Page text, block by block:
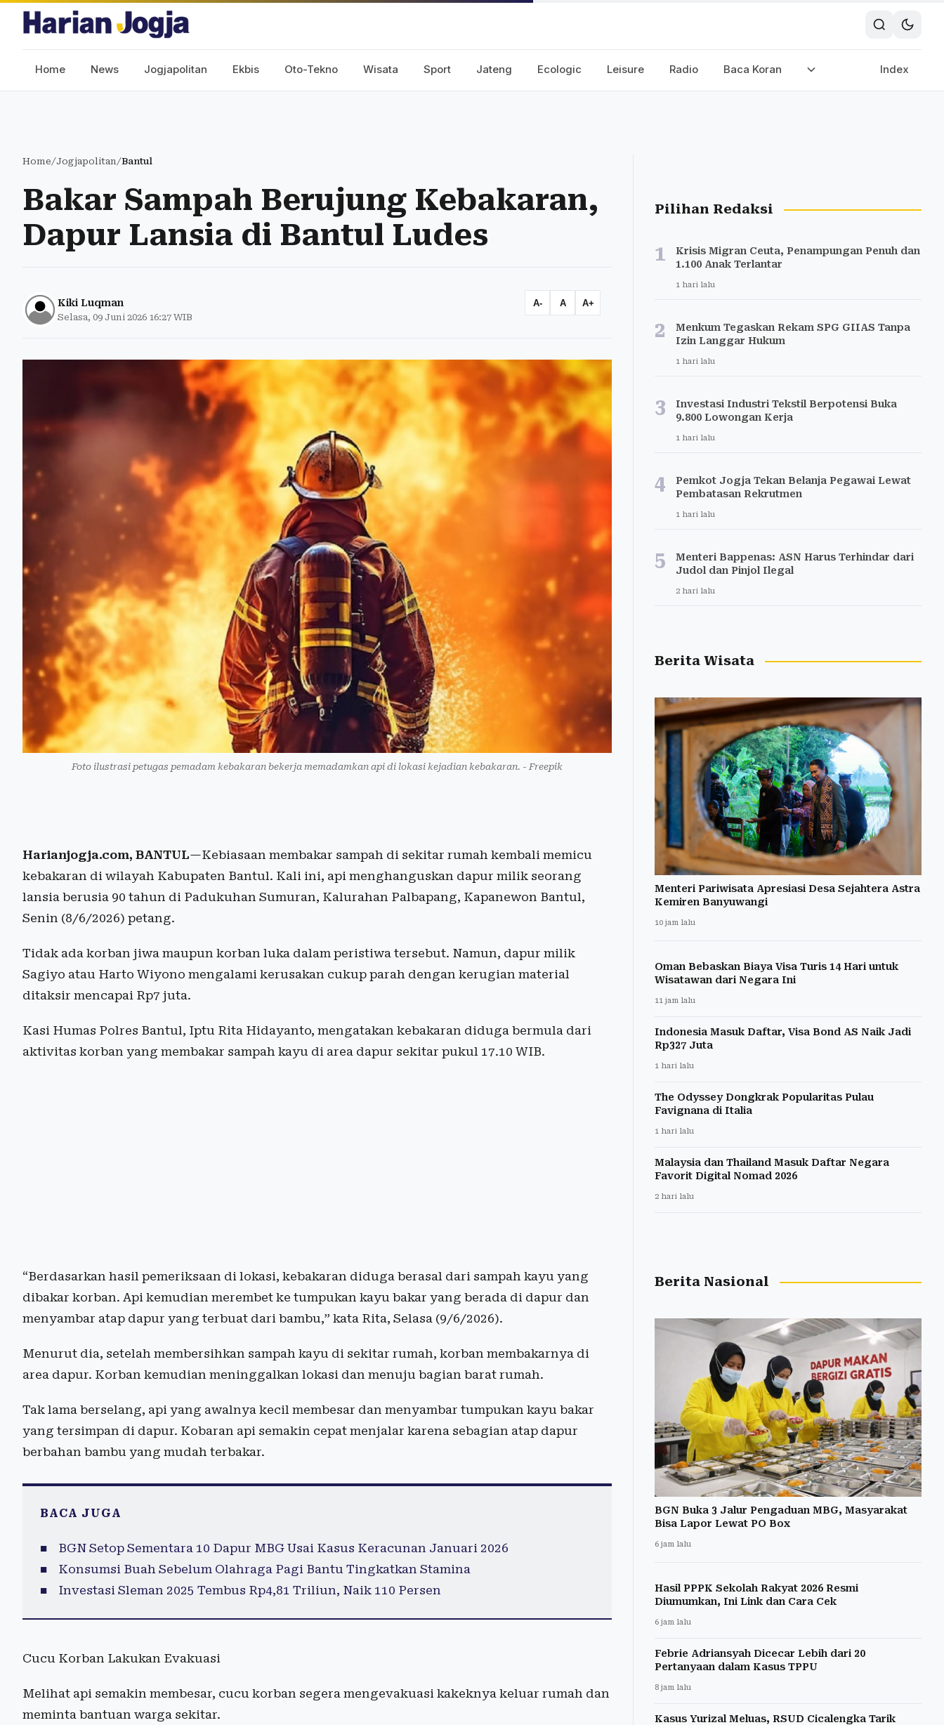
Home News Jogjapolitan Ekbis Oto-Tekno Wisata Sport Jateng Ecologic Leisure Radio Baca Koran Index
Home/Jogjapolitan/Bantul
Bakar Sampah Berujung Kebakaran,
Dapur Lansia di Bantul Ludes
Kiki Luqman
Selasa, 09 Juni 2026 16:27 WIB
A- A A+
Foto ilustrasi petugas pemadam kebakaran bekerja memadamkan api di lokasi kejadian kebakaran. - Freepik
Harianjogja.com, BANTUL—Kebiasaan membakar sampah di sekitar rumah kembali memicu
kebakaran di wilayah Kabupaten Bantul. Kali ini, api menghanguskan dapur milik seorang
lansia berusia 90 tahun di Padukuhan Sumuran, Kalurahan Palbapang, Kapanewon Bantul,
Senin (8/6/2026) petang.
Tidak ada korban jiwa maupun korban luka dalam peristiwa tersebut. Namun, dapur milik
Sagiyo atau Harto Wiyono mengalami kerusakan cukup parah dengan kerugian material
ditaksir mencapai Rp7 juta.
Kasi Humas Polres Bantul, Iptu Rita Hidayanto, mengatakan kebakaran diduga bermula dari
aktivitas korban yang membakar sampah kayu di area dapur sekitar pukul 17.10 WIB.
“Berdasarkan hasil pemeriksaan di lokasi, kebakaran diduga berasal dari sampah kayu yang
dibakar korban. Api kemudian merembet ke tumpukan kayu bakar yang berada di dapur dan
menyambar atap dapur yang terbuat dari bambu,” kata Rita, Selasa (9/6/2026).
Menurut dia, setelah membersihkan sampah kayu di sekitar rumah, korban membakarnya di
area dapur. Korban kemudian meninggalkan lokasi dan menuju bagian barat rumah.
Tak lama berselang, api yang awalnya kecil membesar dan menyambar tumpukan kayu bakar
yang tersimpan di dapur. Kobaran api semakin cepat menjalar karena sebagian atap dapur
berbahan bambu yang mudah terbakar.
BACA JUGA
BGN Setop Sementara 10 Dapur MBG Usai Kasus Keracunan Januari 2026
Konsumsi Buah Sebelum Olahraga Pagi Bantu Tingkatkan Stamina
Investasi Sleman 2025 Tembus Rp4,81 Triliun, Naik 110 Persen
Cucu Korban Lakukan Evakuasi
Melihat api semakin membesar, cucu korban segera mengevakuasi kakeknya keluar rumah dan
meminta bantuan warga sekitar.
Pilihan Redaksi
1
Krisis Migran Ceuta, Penampungan Penuh dan
1.100 Anak Terlantar
1 hari lalu
2
Menkum Tegaskan Rekam SPG GIIAS Tanpa
Izin Langgar Hukum
1 hari lalu
3
Investasi Industri Tekstil Berpotensi Buka
9.800 Lowongan Kerja
1 hari lalu
4
Pemkot Jogja Tekan Belanja Pegawai Lewat
Pembatasan Rekrutmen
1 hari lalu
5
Menteri Bappenas: ASN Harus Terhindar dari
Judol dan Pinjol Ilegal
2 hari lalu
Berita Wisata
Menteri Pariwisata Apresiasi Desa Sejahtera Astra
Kemiren Banyuwangi
10 jam lalu
Oman Bebaskan Biaya Visa Turis 14 Hari untuk
Wisatawan dari Negara Ini
11 jam lalu
Indonesia Masuk Daftar, Visa Bond AS Naik Jadi
Rp327 Juta
1 hari lalu
The Odyssey Dongkrak Popularitas Pulau
Favignana di Italia
1 hari lalu
Malaysia dan Thailand Masuk Daftar Negara
Favorit Digital Nomad 2026
2 hari lalu
Berita Nasional
BGN Buka 3 Jalur Pengaduan MBG, Masyarakat
Bisa Lapor Lewat PO Box
6 jam lalu
Hasil PPPK Sekolah Rakyat 2026 Resmi
Diumumkan, Ini Link dan Cara Cek
6 jam lalu
Febrie Adriansyah Dicecar Lebih dari 20
Pertanyaan dalam Kasus TPPU
8 jam lalu
Kasus Yurizal Meluas, RSUD Cicalengka Tarik